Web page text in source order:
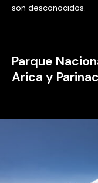
son desconocidos.
Parque
Arica y